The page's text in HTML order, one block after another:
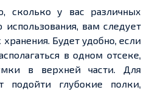
сколько у вас различных
вам следует
Будет удобно, если
в одном отсеке,
в верхней части. Для
подойти глубокие полки,